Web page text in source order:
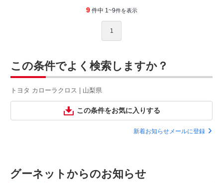
9 件中 1~9件を表示
1
この条件でよく検索しますか？
トヨタ カローラクロス | 山梨県
この条件をお気に入りする
新着お知らせメールに登録
グーネットからのお知らせ